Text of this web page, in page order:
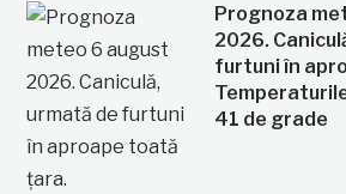
Prognoza
2026.
furtuni în
41 de grade